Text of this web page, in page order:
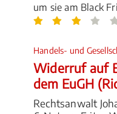
um sie am Black
Handels- und
Widerruf auf
dem EuGH
Rechtsanwalt